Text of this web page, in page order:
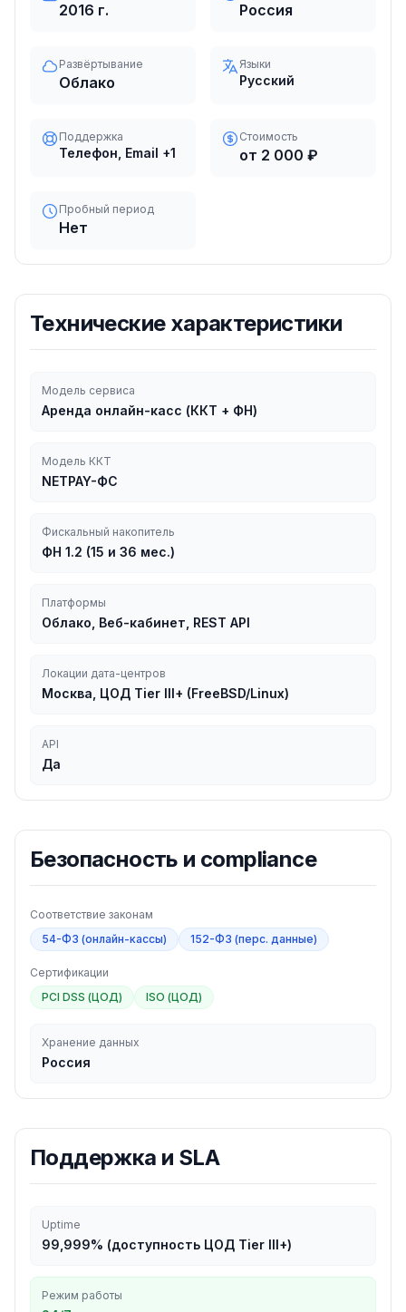
2016 г. Россия
Развёртывание
Облако
Языки
Русский
Поддержка
Телефон, Email +1
Стоимость
от 2 000 ₽
Пробный период
Нет
Технические характеристики
Модель сервиса
Аренда онлайн-касс (ККТ + ФН)
Модель ККТ
NETPAY-ФС
Фискальный накопитель
ФН 1.2 (15 и 36 мес.)
Платформы
Облако, Веб-кабинет, REST API
Локации дата-центров
Москва, ЦОД Tier III+ (FreeBSD/Linux)
API
Да
Безопасность и compliance
Соответствие законам
54-ФЗ (онлайн-кассы)
152-ФЗ (перс. данные)
Сертификации
PCI DSS (ЦОД)
ISO (ЦОД)
Хранение данных
Россия
Поддержка и SLA
Uptime
99,999% (доступность ЦОД Tier III+)
Режим работы